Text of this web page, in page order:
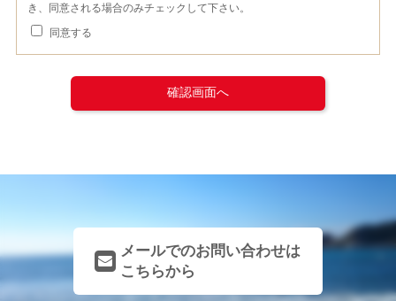
き、同意される場合のみチェックして下さい。
同意する
メールでのお問い合わせは
こちらから